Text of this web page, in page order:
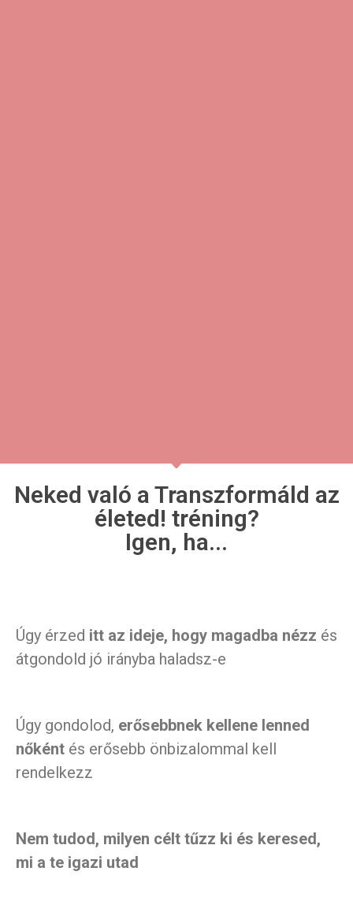
Neked való a Transzformáld az
életed! tréning?
Igen, ha...
Úgy érzed itt az ideje, hogy magadba nézz és
átgondold jó irányba haladsz-e
Úgy gondolod, erősebbnek kellene lenned
nőként és erősebb önbizalommal kell
rendelkezz
Nem tudod, milyen célt tűzz ki és keresed,
mi a te igazi utad